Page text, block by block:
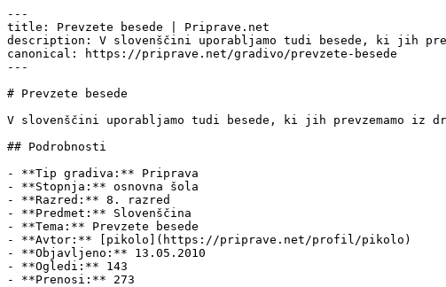
---
title: Prevzete besede | Priprave.net
description: V slovenščini uporabljamo tudi besede, ki jih
canonical: https://priprave.net/gradivo/prevzete-besede
---
# Prevzete besede
V slovenščini uporabljamo tudi besede, ki jih prevzemamo iz
## Podrobnosti
- **Tip gradiva:** Priprava
- **Stopnja:** osnovna šola
- **Razred:** 8. razred
- **Predmet:** Slovenščina
- **Tema:** Prevzete besede
- **Avtor:** [pikolo](https://priprave.net/profil/pikolo)
- **Objavljeno:** 13.05.2010
- **Ogledi:** 143
- **Prenosi:** 273